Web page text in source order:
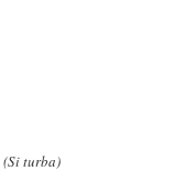
(Si turba)